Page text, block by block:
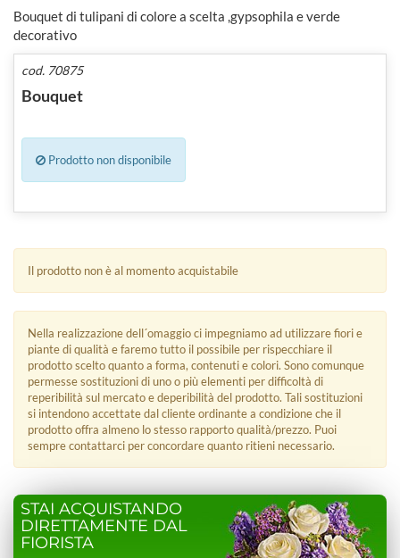
Bouquet di tulipani di colore a scelta ,gypsophila e verde
decorativo
cod. 70875
Bouquet
Prodotto non disponibile
Il prodotto non è al momento acquistabile
Nella realizzazione dell´omaggio ci impegniamo ad utilizzare fiori e
piante di qualità e faremo tutto il possibile per rispecchiare il
prodotto scelto quanto a forma, contenuti e colori. Sono comunque
permesse sostituzioni di uno o più elementi per difficoltà di
reperibilità sul mercato e deperibilità del prodotto. Tali sostituzioni
si intendono accettate dal cliente ordinante a condizione che il
prodotto offra almeno lo stesso rapporto qualità/prezzo. Puoi
sempre contattarci per concordare quanto ritieni necessario.
STAI ACQUISTANDO
DIRETTAMENTE DAL
FIORISTA